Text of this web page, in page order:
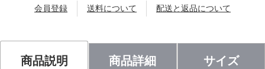
会員登録 送料について 配送と返品について
商品説明 商品詳細 サイズ